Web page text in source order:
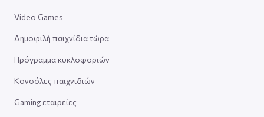
Video Games
Δημοφιλή παιχνίδια τώρα
Πρόγραμμα κυκλοφοριών
Κονσόλες παιχνιδιών
Gaming εταιρείες